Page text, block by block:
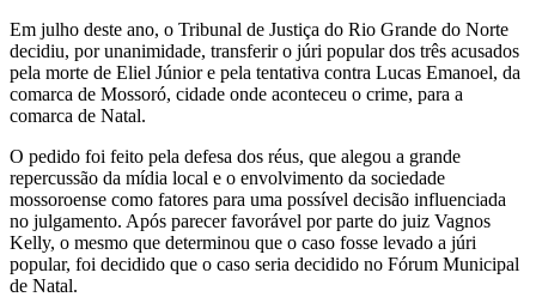
Em julho deste ano, o Tribunal de Justiça do Rio Grande do Norte
decidiu, por unanimidade, transferir o júri popular dos três acusados
pela morte de Eliel Júnior e pela tentativa contra Lucas Emanoel, da
comarca de Mossoró, cidade onde aconteceu o crime, para a
comarca de Natal.
O pedido foi feito pela defesa dos réus, que alegou a grande
repercussão da mídia local e o envolvimento da sociedade
mossoroense como fatores para uma possível decisão influenciada
no julgamento. Após parecer favorável por parte do juiz Vagnos
Kelly, o mesmo que determinou que o caso fosse levado a júri
popular, foi decidido que o caso seria decidido no Fórum Municipal
de Natal.